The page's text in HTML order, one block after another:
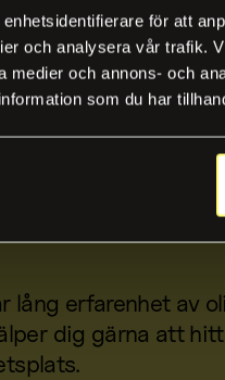
för att
och analysera vår trafik.
medier och annons- och
som du har
ditt
lång erfarenhet av
dig gärna att